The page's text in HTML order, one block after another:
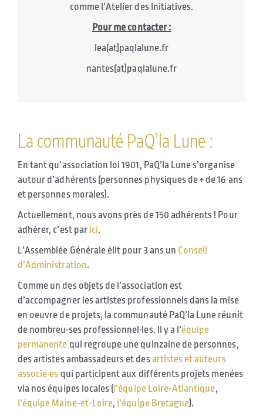
comme l’Atelier des Initiatives.
Pour me contacter :
lea(at)paqlalune.fr
nantes(at)paqlalune.fr
La communauté PaQ’la Lune :
En tant qu’association loi 1901, PaQ’la Lune s’organise
autour d’adhérents (personnes physiques de + de 16 ans
et personnes morales).
Actuellement, nous avons près de 150 adhérents ! Pour
adhérer, c’est par ici.
L’Assemblée Générale élit pour 3 ans un Conseil
d’Administration.
Comme un des objets de l’association est
d’accompagner les artistes professionnels dans la mise
en oeuvre de projets, la communauté PaQ’la Lune réunit
de nombreu·ses professionnel·les. Il y a l’équipe
permanente qui regroupe une quinzaine de personnes,
des artistes ambassadeurs et desartistes et auteurs
associé·es qui participent aux différents projets menées
via nos équipes locales (l’équipe Loire-Atlantique,
l’équipe Maine-et-Loire, l’équipe Bretagne).